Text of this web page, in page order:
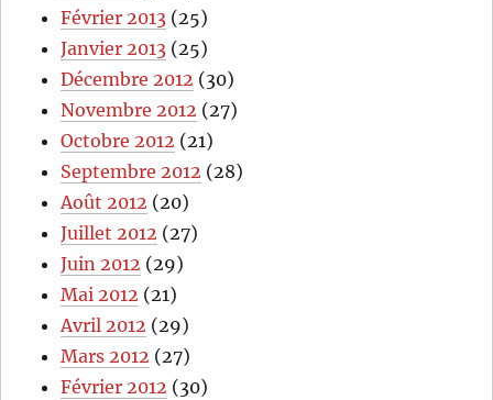
Février 2013 (25)
Janvier 2013 (25)
Décembre 2012 (30)
Novembre 2012 (27)
Octobre 2012 (21)
Septembre 2012 (28)
Août 2012 (20)
Juillet 2012 (27)
Juin 2012 (29)
Mai 2012 (21)
Avril 2012 (29)
Mars 2012 (27)
Février 2012 (30)